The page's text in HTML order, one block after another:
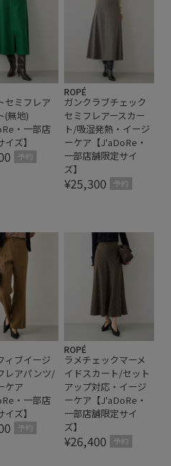
セミフレア
(無地)
・一部店
ズ】
予約
ROPÉ
ガンクラブチェック
セミフレアースカー
ト/吸湿発熱・イージ
ーケア【J'aDoRe・
一部店舗限定サイ
ズ】
¥25,300 予約
ィブイージ
レアパンツ/
ケア
・一部店
ズ】
予約
ROPÉ
ラメチェックマーメ
イドスカート/セット
アップ対応・イージ
ーケア【J'aDoRe・
一部店舗限定サイ
ズ】
¥26,400 予約